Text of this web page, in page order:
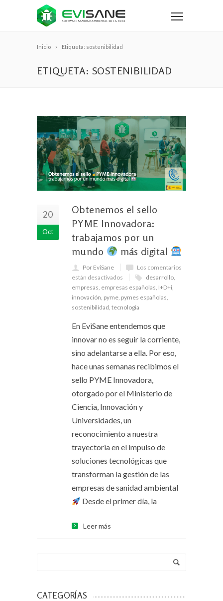
Inicio Etiqueta: sostenibilidad
ETIQUETA: SOSTENIBILIDAD
20
Oct
Obtenemos el sello
PYME Innovadora:
trabajamos por un
mundo
más digital
Por EviSane
Los comentarios
están desactivados
desarrollo,
empresas, empresas españolas, I+D+i,
innovación, pyme, pymes españolas,
sostenibilidad, tecnologia
En EviSane entendemos que
innovar no es seguir la corriente,
sino adelantarse a ella. Por eso,
hace unas semanas recibimos el
sello PYME Innovadora,
otorgado por el Ministerio de
Ciencia, Innovación y
Universidades, un
reconocimiento a nuestra
trayectoria en el impulso de
soluciones tecnológicas que
transforman la gestión de las
empresas de sanidad ambiental
Desde el primer día, la
Leer más
CATEGORÍAS